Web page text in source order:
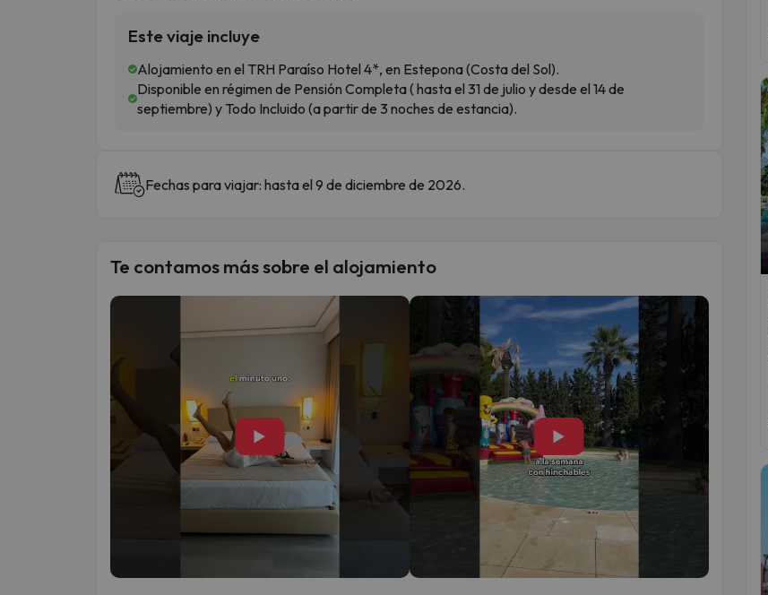
Este viaje incluye
Alojamiento en el TRH Paraíso Hotel 4*, en Estepona (Costa del Sol).
Disponible en régimen de Pensión Completa ( hasta el 31 de julio y desde el 14 de
septiembre) y Todo Incluido (a partir de 3 noches de estancia).
Fechas para viajar: hasta el 9 de diciembre de 2026.
Te contamos más sobre el alojamiento
▶ ▶